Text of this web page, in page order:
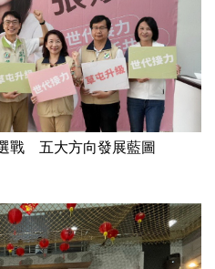
戰 五大方向發展藍圖